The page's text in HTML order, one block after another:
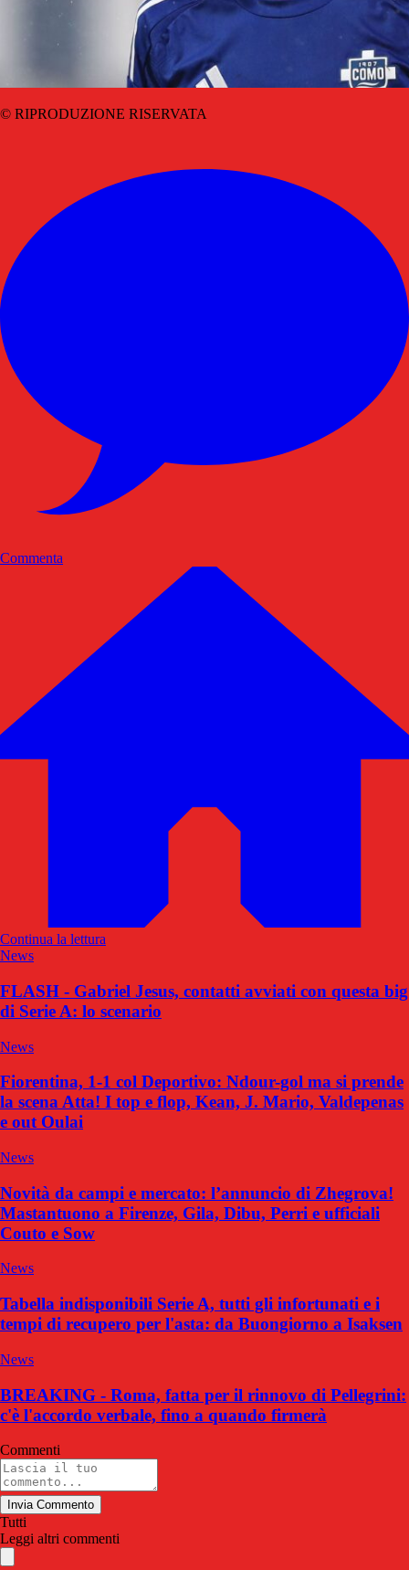
© RIPRODUZIONE RISERVATA
Commenta
Continua la lettura
News
FLASH - Gabriel Jesus, contatti avviati con questa big
di Serie A: lo scenario
News
Fiorentina, 1-1 col Deportivo: Ndour-gol ma si prende
la scena Atta! I top e flop, Kean, J. Mario, Valdepenas
e out Oulai
News
Novità da campi e mercato: l’annuncio di Zhegrova!
Mastantuono a Firenze, Gila, Dibu, Perri e ufficiali
Couto e Sow
News
Tabella indisponibili Serie A, tutti gli infortunati e i
tempi di recupero per l'asta: da Buongiorno a Isaksen
News
BREAKING - Roma, fatta per il rinnovo di Pellegrini:
c'è l'accordo verbale, fino a quando firmerà
Commenti
Invia Commento
Tutti
Leggi altri commenti